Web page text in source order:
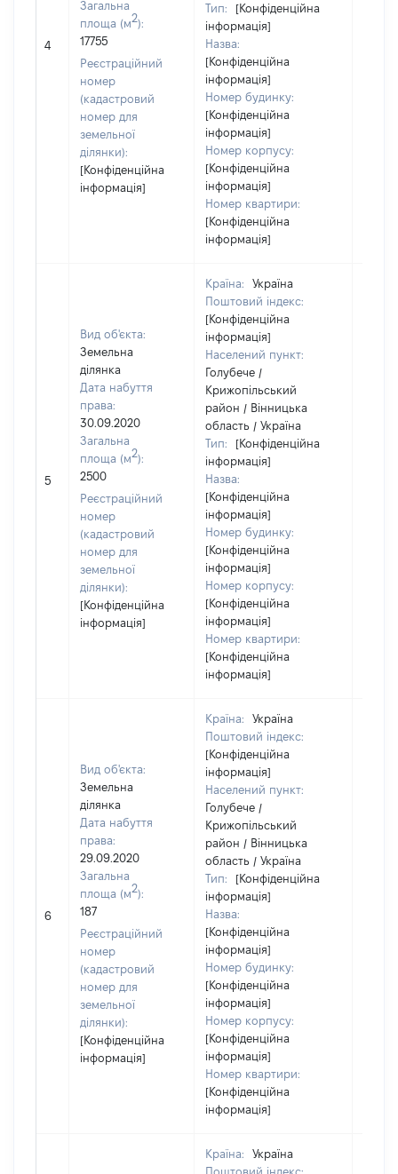
4
Загальна
площа (м2):
17755
Реєстраційний
номер
(кадастровий
номер для
земельної
ділянки):
[Конфіденційна
інформація]
Тип:
[Конфіденційна
інформація]
Назва:
[Конфіденційна
інформація]
Номер будинку:
[Конфіденційна
інформація]
Номер корпусу:
[Конфіденційна
інформація]
Номер квартири:
[Конфіденційна
інформація]
5
Вид об'єкта:
Земельна
ділянка
Дата набуття
права:
30.09.2020
Загальна
площа (м2):
2500
Реєстраційний
номер
(кадастровий
номер для
земельної
ділянки):
[Конфіденційна
інформація]
Країна:
Україна
Поштовий індекс:
[Конфіденційна
інформація]
Населений пункт:
Голубече /
Крижопільський
район / Вінницька
область / Україна
Тип:
[Конфіденційна
інформація]
Назва:
[Конфіденційна
інформація]
Номер будинку:
[Конфіденційна
інформація]
Номер корпусу:
[Конфіденційна
інформація]
Номер квартири:
[Конфіденційна
інформація]
6
Вид об'єкта:
Земельна
ділянка
Дата набуття
права:
29.09.2020
Загальна
площа (м2):
187
Реєстраційний
номер
(кадастровий
номер для
земельної
ділянки):
[Конфіденційна
інформація]
Країна:
Україна
Поштовий індекс:
[Конфіденційна
інформація]
Населений пункт:
Голубече /
Крижопільський
район / Вінницька
область / Україна
Тип:
[Конфіденційна
інформація]
Назва:
[Конфіденційна
інформація]
Номер будинку:
[Конфіденційна
інформація]
Номер корпусу:
[Конфіденційна
інформація]
Номер квартири:
[Конфіденційна
інформація]
Країна:
Україна
Поштовий індекс: